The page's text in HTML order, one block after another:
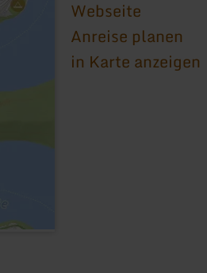
Webseite
Anreise planen
in Karte anzeigen